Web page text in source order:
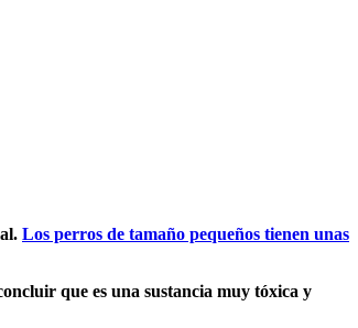
Los perros de tamaño pequeños tienen unas
que es una sustancia muy tóxica y